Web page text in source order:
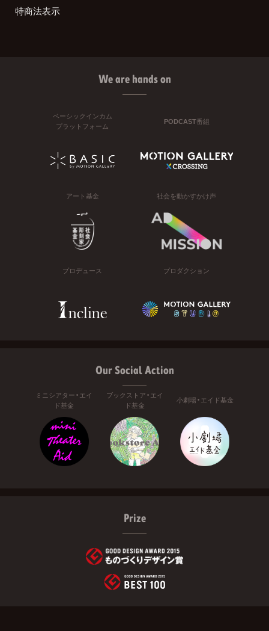
特商法表示
We are hands on
ベーシックインカム
プラットフォーム
PODCAST番組
アート基金 社会を動かすかけ声
プロデュース プロダクション
Our Social Action
ミニシアター・エイ
ド基金
ブックストア・エイ
ド基金
小劇場・エイド基金
Prize